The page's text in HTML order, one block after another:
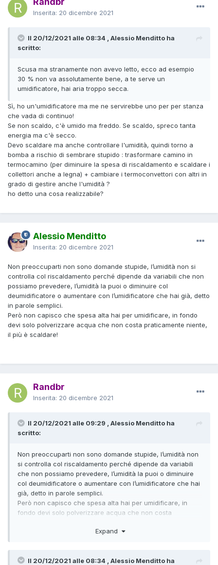
Inserita: 20 dicembre 2021
Il 20/12/2021 alle 08:34 , Alessio Menditto ha
scritto:
Scusa ma stranamente non avevo letto, ecco ad esempio
30 % non va assolutamente bene, a te serve un
umidificatore, hai aria troppo secca.
Sì, ho un'umidificatore ma me ne servirebbe uno per per stanza
che vada di continuo!
Se non scaldo, c'è umido ma freddo. Se scaldo, spreco tanta
energia ma c'è secco.
Devo scaldare ma anche controllare l'umidità, quindi torno a
bomba a rischio di sembrare stupido : trasformare camino in
termocamino (per diminuire la spesa di riscaldamento e scaldare i
collettori anche a legna) + cambiare i termoconvettori con altri in
grado di gestire anche l'umidità ?
ho detto una cosa realizzabile?
Alessio Menditto
Inserita: 20 dicembre 2021
Non preoccuparti non sono domande stupide, l’umidità non si
controlla col riscaldamento perché dipende da variabili che non
possiamo prevedere, l’umidità la puoi o diminuire col
deumidificatore o aumentare con l’umidificatore che hai già, detto
in parole semplici.
Però non capisco che spesa alta hai per umidificare, in fondo
devi solo polverizzare acqua che non costa praticamente niente,
il più è scaldare!
Randbr
Inserita: 20 dicembre 2021
Il 20/12/2021 alle 09:29 , Alessio Menditto ha
scritto:
Non preoccuparti non sono domande stupide, l’umidità non
si controlla col riscaldamento perché dipende da variabili
che non possiamo prevedere, l’umidità la puoi o diminuire
col deumidificatore o aumentare con l’umidificatore che hai
già, detto in parole semplici.
Però non capisco che spesa alta hai per umidificare, in
fondo devi solo polverizzare acqua che non costa
Expand
Il 20/12/2021 alle 08:34 , Alessio Menditto ha